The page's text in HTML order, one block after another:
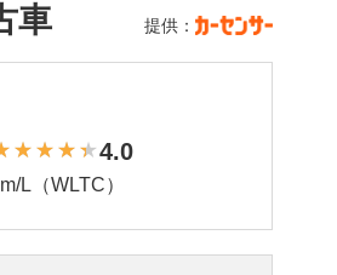
車 提供：
4.0
L（WLTC）